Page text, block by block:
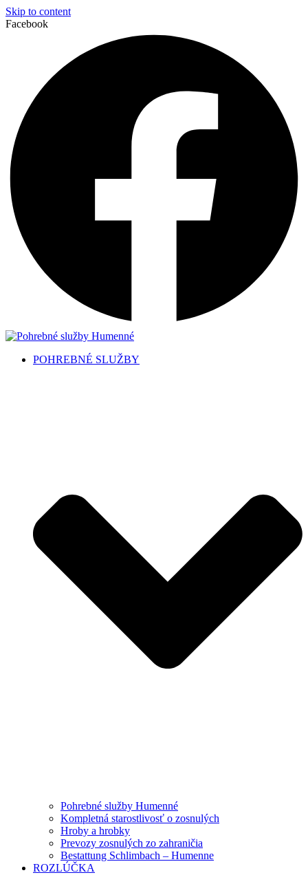
Skip to content
Facebook
POHREBNÉ SLUŽBY
Pohrebné služby Humenné
Kompletná starostlivosť o zosnulých
Hroby a hrobky
Prevozy zosnulých zo zahraničia
Bestattung Schlimbach – Humenne
ROZLÚČKA